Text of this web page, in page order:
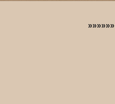
»»»»»»